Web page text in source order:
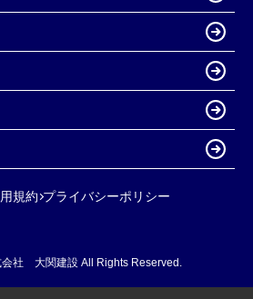
規約 プライバシーポリシー
会社 大関建設 All Rights Reserved.